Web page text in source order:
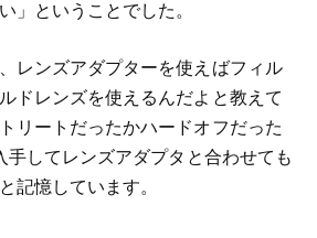
」ということでした。
レンズアダプターを使えばフィル
ドレンズを使えるんだよと教えて
リートだったかハードオフだった
手してレンズアダプタと合わせても
記憶しています。